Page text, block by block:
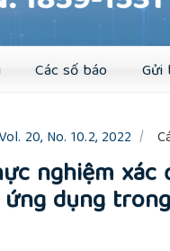
Các số báo Gửi
Vol. 20, No. 10.2, 2022
nghiệm
dụng